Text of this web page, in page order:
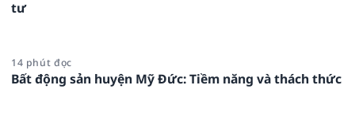
tư
14 phút đọc
Bất động sản huyện Mỹ Đức: Tiềm năng và thách thức